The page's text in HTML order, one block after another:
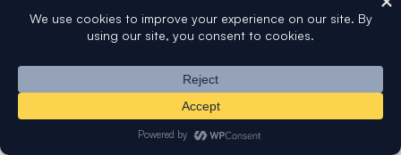
mesmo com o plugin construtor de formulários
WordPress mais fácil.WPForms Proinclui muitos modelos
dinheiro em 14 dias.
Se este artigo ajudou você, por favor, siga-nos no
para mais tutoriais e guias gratuitos do